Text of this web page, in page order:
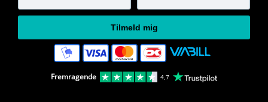
Tilmeld mig
Fremragende 4,7